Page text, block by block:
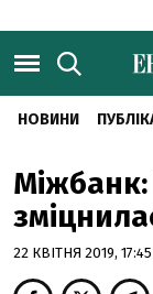
НОВИНИ
Міжбанк:
22 КВІТНЯ 2019, 17:45